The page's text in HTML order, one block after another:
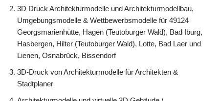
3D Druck Architekturmodelle und Architekturmodellbau,
Umgebungsmodelle & Wettbewerbsmodelle für 49124
Georgsmarienhütte, Hagen (Teutoburger Wald), Bad Iburg,
Hasbergen, Hilter (Teutoburger Wald), Lotte, Bad Laer und
Lienen, Osnabrück, Bissendorf
3D-Druck von Architekturmodelle für Architekten &
Stadtplaner